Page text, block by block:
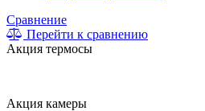
Сравнение
Перейти к сравнению
Акция термосы
Акция камеры